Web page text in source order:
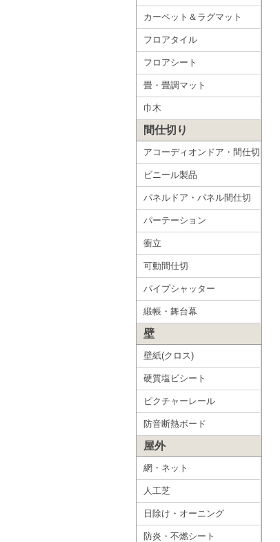
カーペット＆ラグマット
フロアタイル
フロアシート
畳・畳調マット
巾木
間仕切り
アコーディオンドア・間仕切
ビニール製品
パネルドア・パネル間仕切
パーテーション
衝立
可動間仕切
パイプシャッター
緞帳・舞台幕
壁
壁紙(クロス)
硬質塩ビシート
ピクチャーレール
防音断熱ボード
屋外
網・ネット
人工芝
日除け・オーニング
防炎・不燃シート